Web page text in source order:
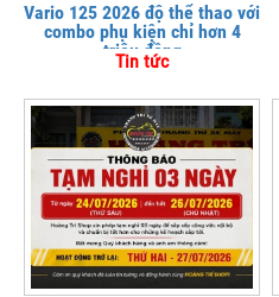
Vario 125 2026 độ thể thao với
combo phụ kiện chỉ hơn 4
triệu đồng
Tin tức